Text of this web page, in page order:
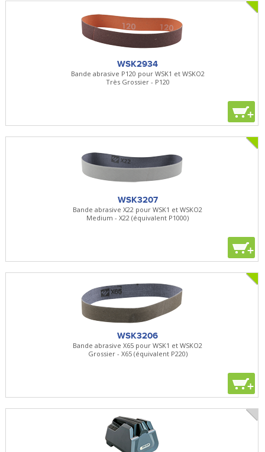
WSK2934
Bande abrasive P120 pour WSK1 et WSKO2
Très Grossier - P120
+
WSK3207
Bande abrasive X22 pour WSK1 et WSKO2
Medium - X22 (équivalent P1000)
+
WSK3206
Bande abrasive X65 pour WSK1 et WSKO2
Grossier - X65 (équivalent P220)
+